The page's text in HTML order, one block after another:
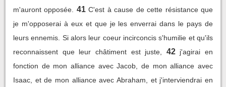
m'auront opposée.
41 C'est à cause de cette résistance que
je m'opposerai à eux et que je les enverrai dans le pays de
leurs ennemis. Si alors leur coeur incirconcis s'humilie et qu'ils
reconnaissent que leur châtiment est juste,
42 j'agirai en
fonction de mon alliance avec Jacob, de mon alliance avec
Isaac, et de mon alliance avec Abraham, et j'interviendrai en